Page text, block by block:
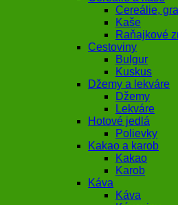
Cereálie,
Kaše
Raňajkové
Cestoviny
Bulgur
Kuskus
Džemy a lekváre
Džemy
Lekváre
Hotové jedlá
Polievky
Kakao a karob
Kakao
Karob
Káva
Káva